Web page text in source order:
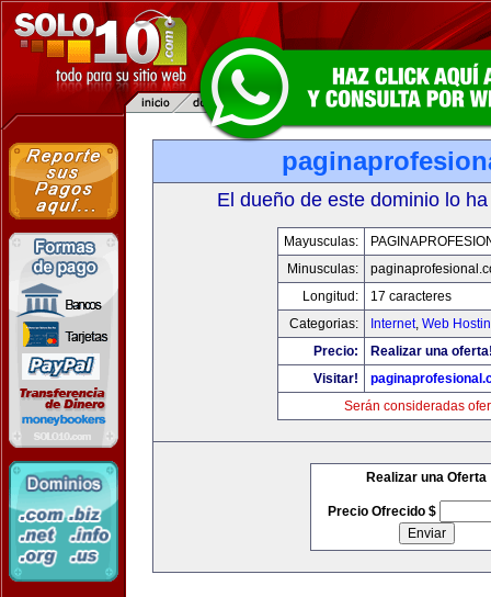
El dueño de este dominio lo
Mayusculas:
Minusculas:
Longitud:
17 caracteres
Categorias:
Internet, Web
Precio:
Realizar una
Visitar!
Serán consideradas
Realizar una Oferta
Precio Ofrecido $